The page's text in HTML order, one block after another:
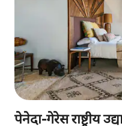
पेनेदा-गेरेस राष्ट्रीय